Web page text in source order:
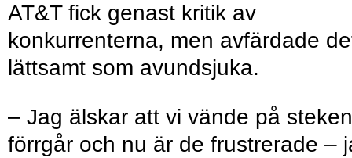
AT&T fick genast kritik av
konkurrenterna, men avfärdade
lättsamt som avundsjuka.
– Jag älskar att vi vände på
förrgår och nu är de frustrerade –